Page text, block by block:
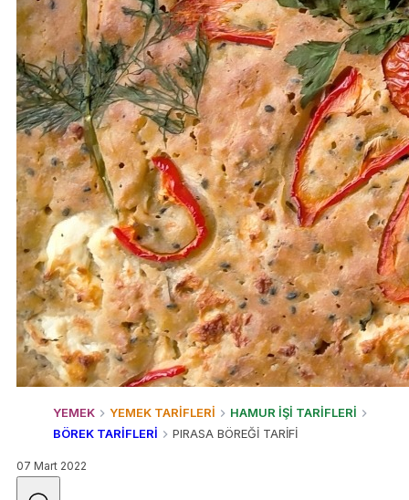
YEMEK YEMEK TARİFLERİ
HAMUR İŞİ TARİFLERİ
BÖREK TARİFLERİ
PIRASA BÖREĞİ TARİFİ
07 Mart 2022